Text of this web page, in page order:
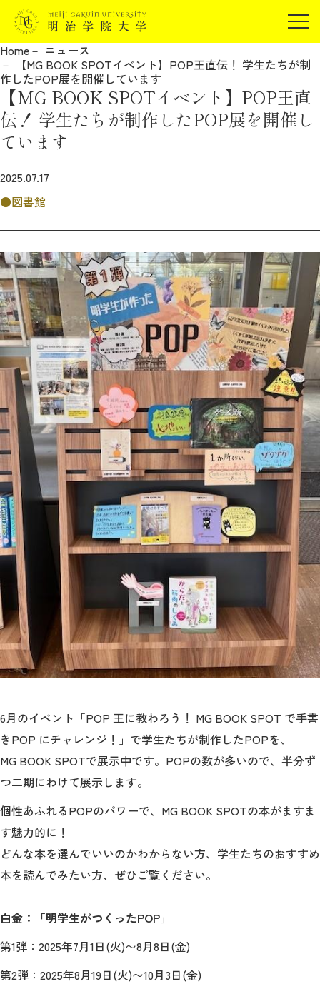
在学生の方
卒業生の方
保証人の方
企業・研究者の方
JP EN
受験生の方
報道関係の方
明治学院大学について
教育
研究
学生生活
留学・国際交流
キャリア
ボランティア
生涯学習・社会連携
入試情報サイト
2026年9月入学者向け 新入生サイト
MGグッズ オンラインショップ
（外部サイト）
アクセス
キャンパス
案内
入試情報
Home
ニュース
【MG BOOK SPOTイベント】POP王直伝！ 学生たちが制
作したPOP展を開催しています
【MG BOOK SPOTイベント】POP王直
伝！ 学生たちが制作したPOP展を開催し
ています
2025.07.17
図書館
6月のイベント「POP 王に教わろう！ MG BOOK SPOT で手書
きPOP にチャレンジ！」で学生たちが制作したPOPを、
MG BOOK SPOTで展示中です。POPの数が多いので、半分ず
つ二期にわけて展示します。
個性あふれるPOPのパワーで、MG BOOK SPOTの本がますま
す魅力的に！
どんな本を選んでいいのかわからない方、学生たちのおすすめ
本を読んでみたい方、ぜひご覧ください。
白金：「明学生がつくったPOP」
第1弾：2025年7月1日(火)〜8月8日(金)
第2弾：2025年8月19日(火)〜10月3日(金)